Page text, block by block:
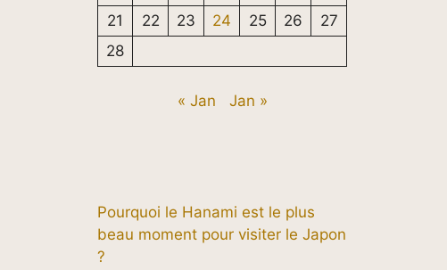
21
22 23 24 25 26
27
28
« Jan Jan »
Pourquoi le Hanami est le plus
beau moment pour visiter le Japon
?